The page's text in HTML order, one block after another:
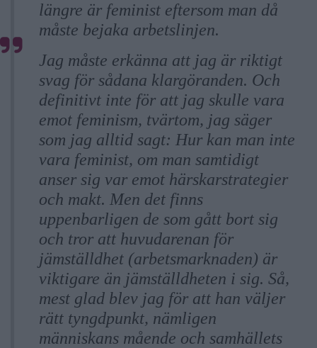
längre är feminist eftersom man då
måste bejaka arbetslinjen.
Jag måste erkänna att jag är riktigt
svag för sådana klargöranden. Och
definitivt inte för att jag skulle vara
emot feminism, tvärtom, jag säger
som jag alltid sagt: Hur kan man inte
vara feminist, om man samtidigt
anser sig var emot härskarstrategier
och makt. Men det finns
uppenbarligen de som gått bort sig
och tror att huvudarenan för
jämställdhet (arbetsmarknaden) är
viktigare än jämställdheten i sig. Så,
mest glad blev jag för att han väljer
rätt tyngdpunkt, nämligen
människans mående och samhällets